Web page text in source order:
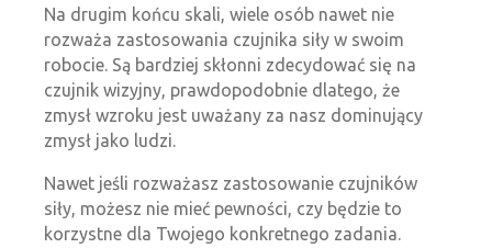
Na drugim końcu skali, wiele osób nawet nie
rozważa zastosowania czujnika siły w swoim
robocie. Są bardziej skłonni zdecydować się na
czujnik wizyjny, prawdopodobnie dlatego, że
zmysł wzroku jest uważany za nasz dominujący
zmysł jako ludzi.
Nawet jeśli rozważasz zastosowanie czujników
siły, możesz nie mieć pewności, czy będzie to
korzystne dla Twojego konkretnego zadania.